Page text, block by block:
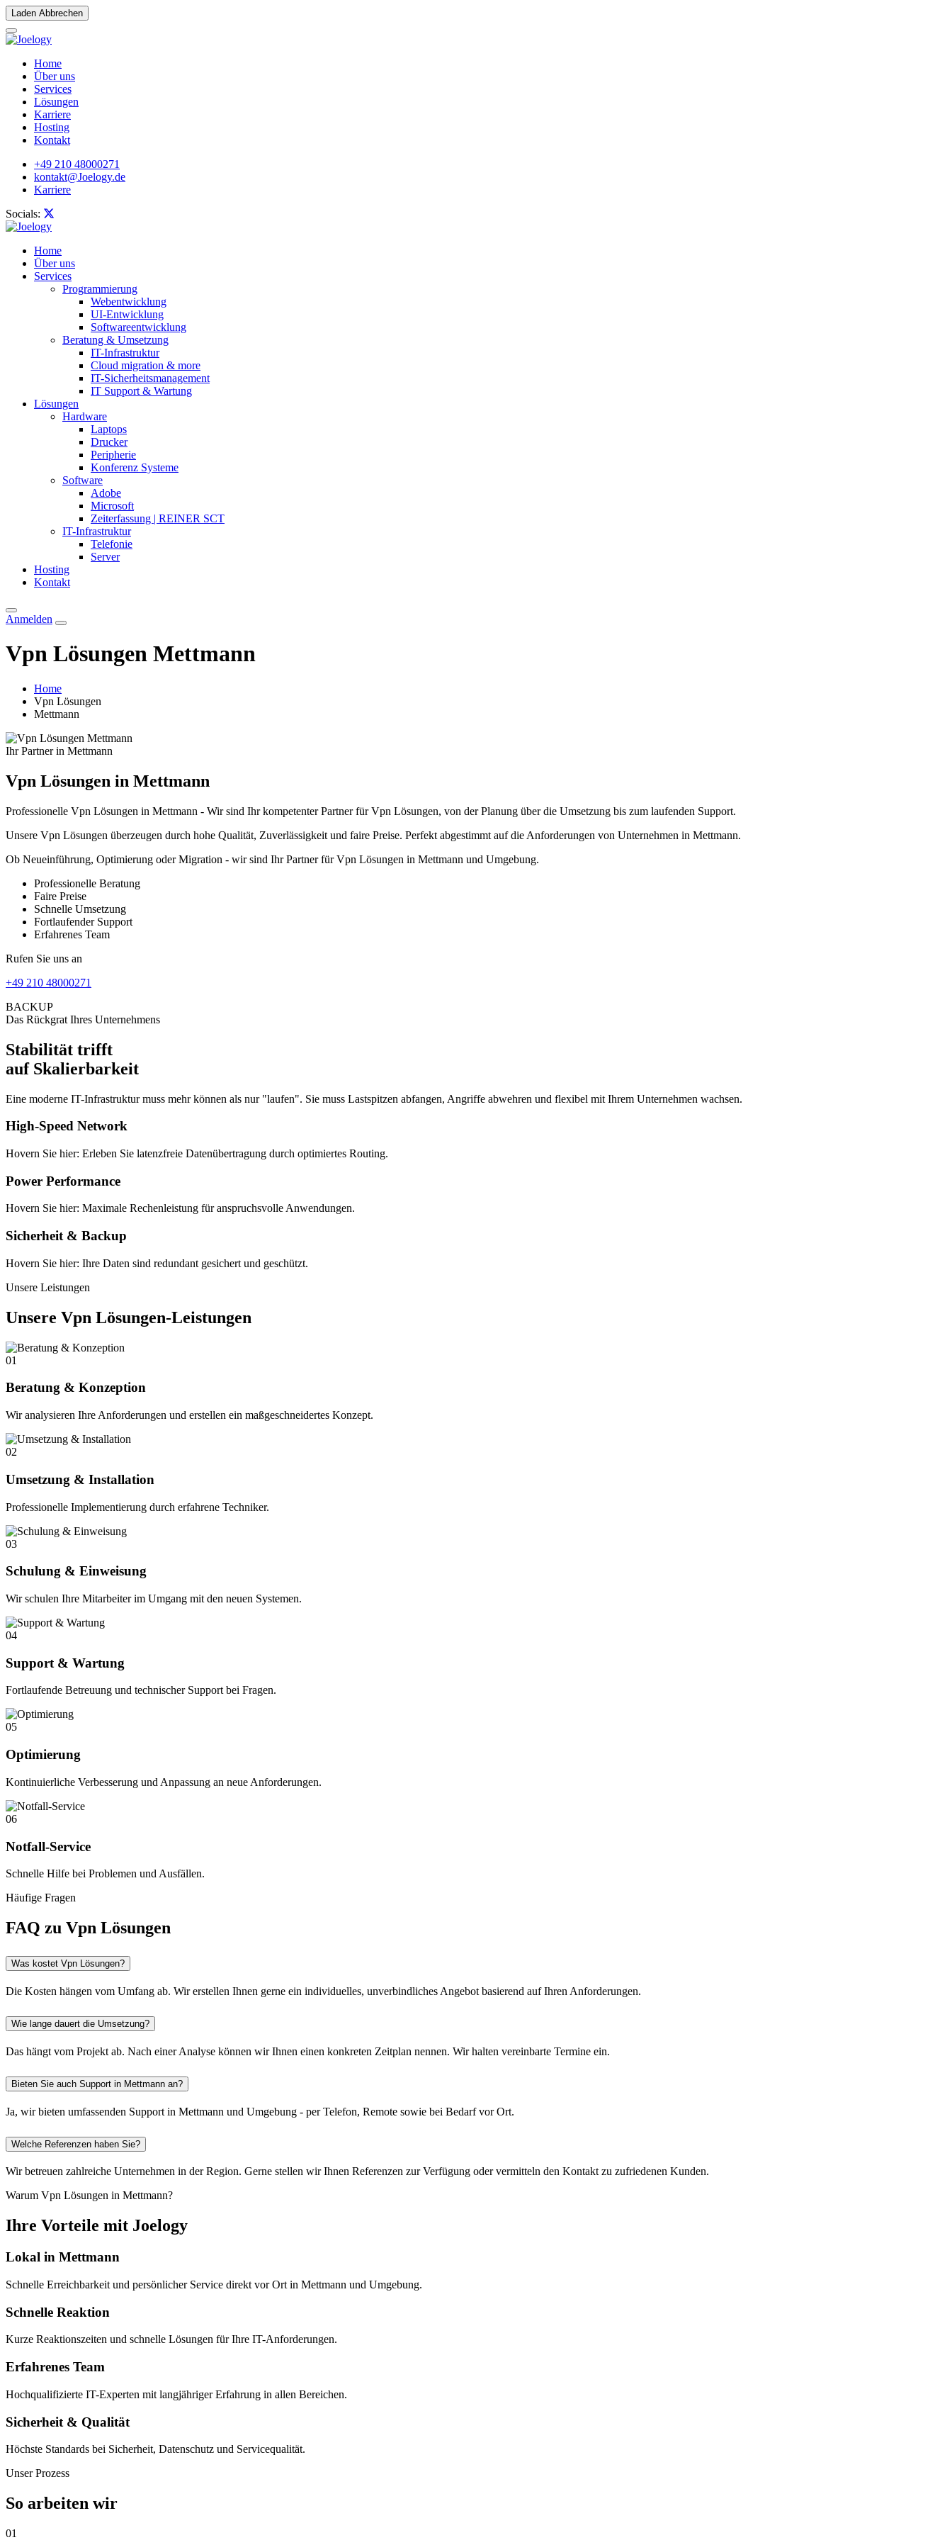
Laden Abbrechen
Home
Über uns
Services
Lösungen
Karriere
Hosting
Kontakt
+49 210 48000271
kontakt@Joelogy.de
Karriere
Socials:
Home
Über uns
Services
Programmierung
Webentwicklung
UI-Entwicklung
Softwareentwicklung
Beratung & Umsetzung
IT-Infrastruktur
Cloud migration & more
IT-Sicherheitsmanagement
IT Support & Wartung
Lösungen
Hardware
Laptops
Drucker
Peripherie
Konferenz Systeme
Software
Adobe
Microsoft
Zeiterfassung | REINER SCT
IT-Infrastruktur
Telefonie
Server
Hosting
Kontakt
Anmelden
Vpn Lösungen Mettmann
Home
Vpn Lösungen
Mettmann
Ihr Partner in Mettmann
Vpn Lösungen in Mettmann
Professionelle Vpn Lösungen in Mettmann - Wir sind Ihr kompetenter Partner für Vpn Lösungen, von der Planung über die Umsetzung bis zum laufenden Support.
Unsere Vpn Lösungen überzeugen durch hohe Qualität, Zuverlässigkeit und faire Preise. Perfekt abgestimmt auf die Anforderungen von Unternehmen in Mettmann.
Ob Neueinführung, Optimierung oder Migration - wir sind Ihr Partner für Vpn Lösungen in Mettmann und Umgebung.
Professionelle Beratung
Faire Preise
Schnelle Umsetzung
Fortlaufender Support
Erfahrenes Team
Rufen Sie uns an
+49 210 48000271
BACKUP
Das Rückgrat Ihres Unternehmens
Stabilität trifft
auf Skalierbarkeit
Eine moderne IT-Infrastruktur muss mehr können als nur "laufen". Sie muss Lastspitzen abfangen, Angriffe abwehren und flexibel mit Ihrem Unternehmen wachsen.
High-Speed Network
Hovern Sie hier: Erleben Sie latenzfreie Datenübertragung durch optimiertes Routing.
Power Performance
Hovern Sie hier: Maximale Rechenleistung für anspruchsvolle Anwendungen.
Sicherheit & Backup
Hovern Sie hier: Ihre Daten sind redundant gesichert und geschützt.
Unsere Leistungen
Unsere Vpn Lösungen-Leistungen
01
Beratung & Konzeption
Wir analysieren Ihre Anforderungen und erstellen ein maßgeschneidertes Konzept.
02
Umsetzung & Installation
Professionelle Implementierung durch erfahrene Techniker.
03
Schulung & Einweisung
Wir schulen Ihre Mitarbeiter im Umgang mit den neuen Systemen.
04
Support & Wartung
Fortlaufende Betreuung und technischer Support bei Fragen.
05
Optimierung
Kontinuierliche Verbesserung und Anpassung an neue Anforderungen.
06
Notfall-Service
Schnelle Hilfe bei Problemen und Ausfällen.
Häufige Fragen
FAQ zu Vpn Lösungen
Was kostet Vpn Lösungen?
Die Kosten hängen vom Umfang ab. Wir erstellen Ihnen gerne ein individuelles, unverbindliches Angebot basierend auf Ihren Anforderungen.
Wie lange dauert die Umsetzung?
Das hängt vom Projekt ab. Nach einer Analyse können wir Ihnen einen konkreten Zeitplan nennen. Wir halten vereinbarte Termine ein.
Bieten Sie auch Support in Mettmann an?
Ja, wir bieten umfassenden Support in Mettmann und Umgebung - per Telefon, Remote sowie bei Bedarf vor Ort.
Welche Referenzen haben Sie?
Wir betreuen zahlreiche Unternehmen in der Region. Gerne stellen wir Ihnen Referenzen zur Verfügung oder vermitteln den Kontakt zu zufriedenen Kunden.
Warum Vpn Lösungen in Mettmann?
Ihre Vorteile mit Joelogy
Lokal in Mettmann
Schnelle Erreichbarkeit und persönlicher Service direkt vor Ort in Mettmann und Umgebung.
Schnelle Reaktion
Kurze Reaktionszeiten und schnelle Lösungen für Ihre IT-Anforderungen.
Erfahrenes Team
Hochqualifizierte IT-Experten mit langjähriger Erfahrung in allen Bereichen.
Sicherheit & Qualität
Höchste Standards bei Sicherheit, Datenschutz und Servicequalität.
Unser Prozess
So arbeiten wir
01